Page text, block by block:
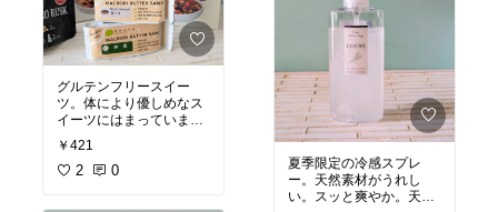
ト #ディズニー #ミニサ
イズ #ル・クルーゼ
グルテンフリースイー
ツ。体により優しめなス
イーツにはまっていま
す。できる限り可能な範
囲で、完全にではなくて
も無添加に近く／スラッ
￥421
2 0
夏季限定の冷感スプレ
ー。天然素材がうれし
い。スッと爽やか。天然